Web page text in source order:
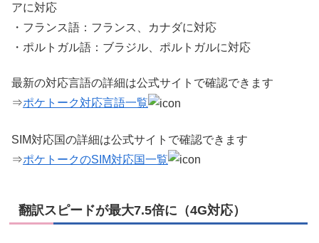
アに対応
・フランス語：フランス、カナダに対応
・ポルトガル語：ブラジル、ポルトガルに対応
最新の対応言語の詳細は公式サイトで確認できます
⇒ポケトーク対応言語一覧
SIM対応国の詳細は公式サイトで確認できます
⇒ポケトークのSIM対応国一覧
翻訳スピードが最大7.5倍に（4G対応）